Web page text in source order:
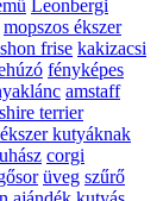
Leonbergi
mopszos ékszer
frise kakizacsi
fényképes
amstaff
terrier
ékszer kutyáknak
corgi
üveg szűrő